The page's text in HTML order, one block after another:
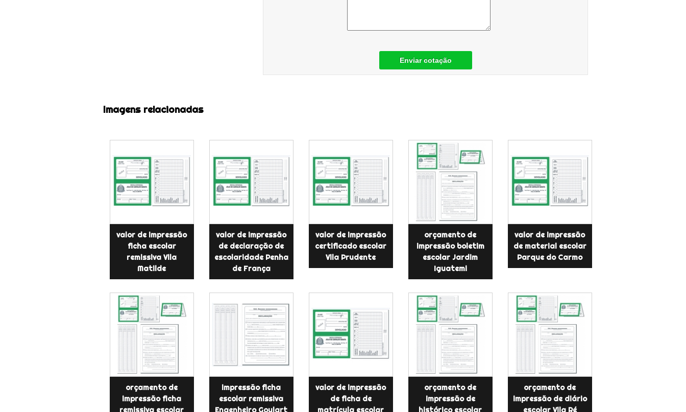
Enviar cotação
Imagens relacionadas
valor de impressão
ficha escolar
remissiva Vila
Matilde
valor de impressão
de declaração de
escolaridade Penha
de França
valor de impressão
certificado escolar
Vila Prudente
orçamento de
impressão boletim
escolar Jardim
Iguatemi
valor de impressão
de material escolar
Parque do Carmo
orçamento de
impressão ficha
remissiva escolar
impressão ficha
escolar remissiva
Engenheiro Goulart
valor de impressão
de ficha de
matrícula escolar
orçamento de
impressão de
histórico escolar
orçamento de
impressão de diário
escolar Vila Ré